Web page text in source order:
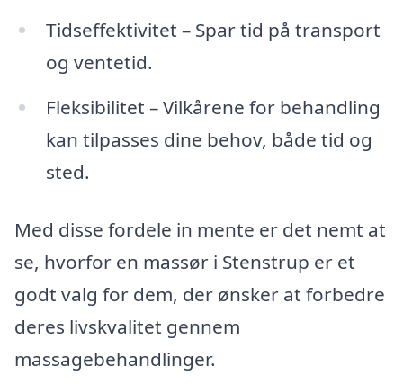
Tidseffektivitet – Spar tid på transport
og ventetid.
Fleksibilitet – Vilkårene for behandling
kan tilpasses dine behov, både tid og
sted.
Med disse fordele in mente er det nemt at
se, hvorfor en massør i Stenstrup er et
godt valg for dem, der ønsker at forbedre
deres livskvalitet gennem
massagebehandlinger.